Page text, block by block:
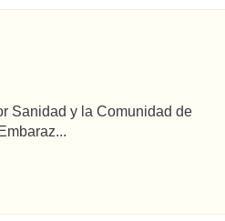
Sanidad y la Comunidad de